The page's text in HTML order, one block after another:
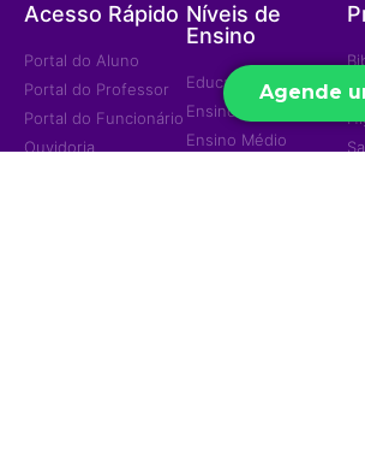
Agende
Acesso Rápido
Portal do Aluno
Portal do Professor
Portal do Funcionário
Ouvidoria
Níveis de
Ensino
Educação Infantil
Ensino Fundamental
Ensino Médio